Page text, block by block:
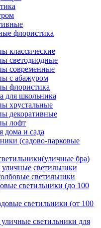
флористика
классические
светодиодные
современные
с абажуром
флористика
для школьника
хрустальные
декоративные
лофт
дома и сада
(садово-парковые
бра)
светильники
светильники
светильники (до 100
светильники (от 100
светильники для